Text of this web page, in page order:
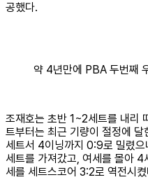
공했다.
약 4년만에 PBA 두번째
조재호는 초반 1~2세트를 내리
트부터는 최근 기량이 절정에
세트서 4이닝까지 0:9로 밀렸
세트를 가져갔고, 여세를 몰아
세를 세트스코어 3:2로 역전시